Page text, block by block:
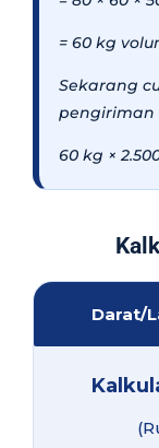
= 60 kg
Sekarang
pengiriman
60 kg ×
Darat/